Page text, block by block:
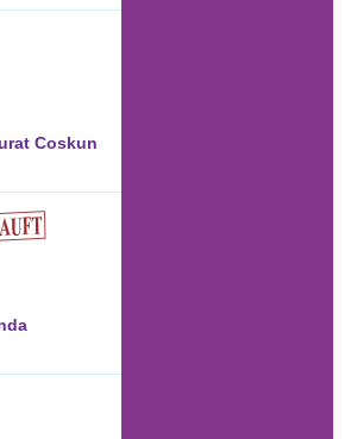
Coskun